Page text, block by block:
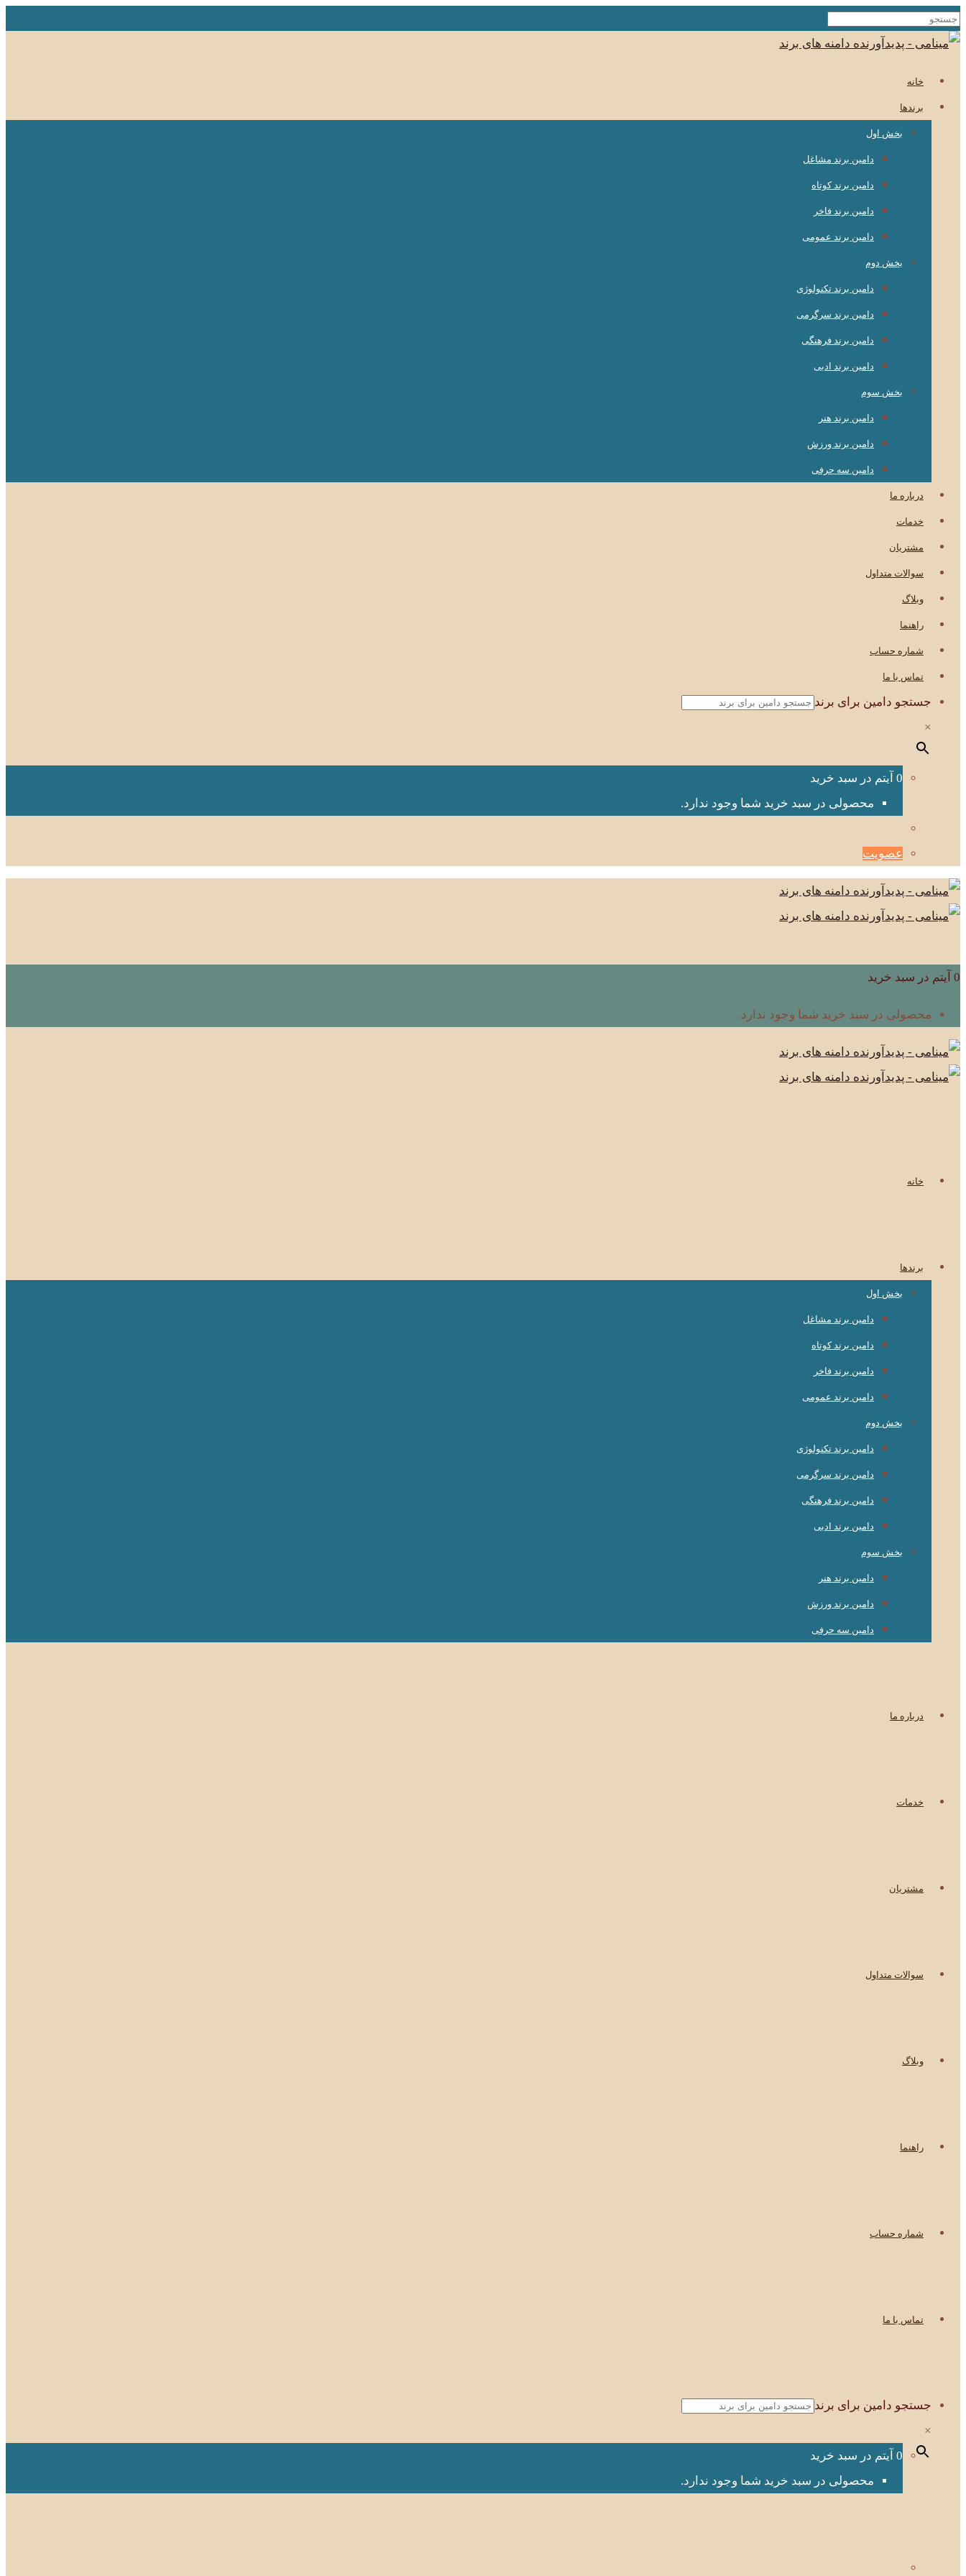
خانه
برندها
بخش اول
دامین برند مشاغل
دامین برند کوتاه
دامین برند فاخر
دامین برند عمومی
بخش دوم
دامین برند تکنولوژی
دامین برند سرگرمی
دامین برند فرهنگی
دامین برند ادبی
بخش سوم
دامین برند هنر
دامین برند ورزش
دامین سه حرفی
درباره ما
خدمات
مشتریان
سوالات متداول
وبلاگ
راهنما
شماره حساب
تماس با ما
جستجو دامین برای برند
×
0 آیتم در سبد خرید
محصولی در سبد خرید شما وجود ندارد.
عضویت
0 آیتم در سبد خرید
محصولی در سبد خرید شما وجود ندارد.
خانه
برندها
بخش اول
دامین برند مشاغل
دامین برند کوتاه
دامین برند فاخر
دامین برند عمومی
بخش دوم
دامین برند تکنولوژی
دامین برند سرگرمی
دامین برند فرهنگی
دامین برند ادبی
بخش سوم
دامین برند هنر
دامین برند ورزش
دامین سه حرفی
درباره ما
خدمات
مشتریان
سوالات متداول
وبلاگ
راهنما
شماره حساب
تماس با ما
جستجو دامین برای برند
×
0 آیتم در سبد خرید
محصولی در سبد خرید شما وجود ندارد.